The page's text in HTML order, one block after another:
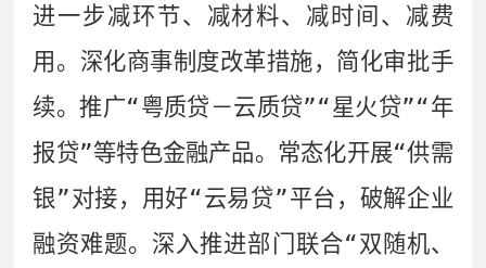
进一步减环节、减材料、减时间、减费
用。深化商事制度改革措施，简化审批手
续。推广“粤质贷－云质贷”“星火贷”“年
报贷”等特色金融产品。 常态化开展“供需
银”对接，用好“云易贷”平台，破解企业
融资难题。 深入推进部门联合“双随机、